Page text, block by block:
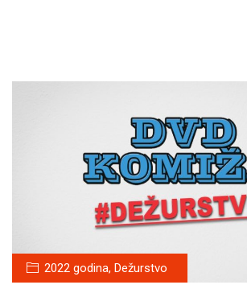
2022 godina, Dežurstvo